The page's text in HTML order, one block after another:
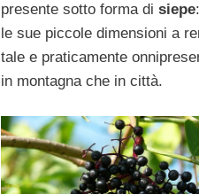
presente sotto forma di siepe
le sue piccole dimensioni a
tale e praticamente
in montagna che in città.